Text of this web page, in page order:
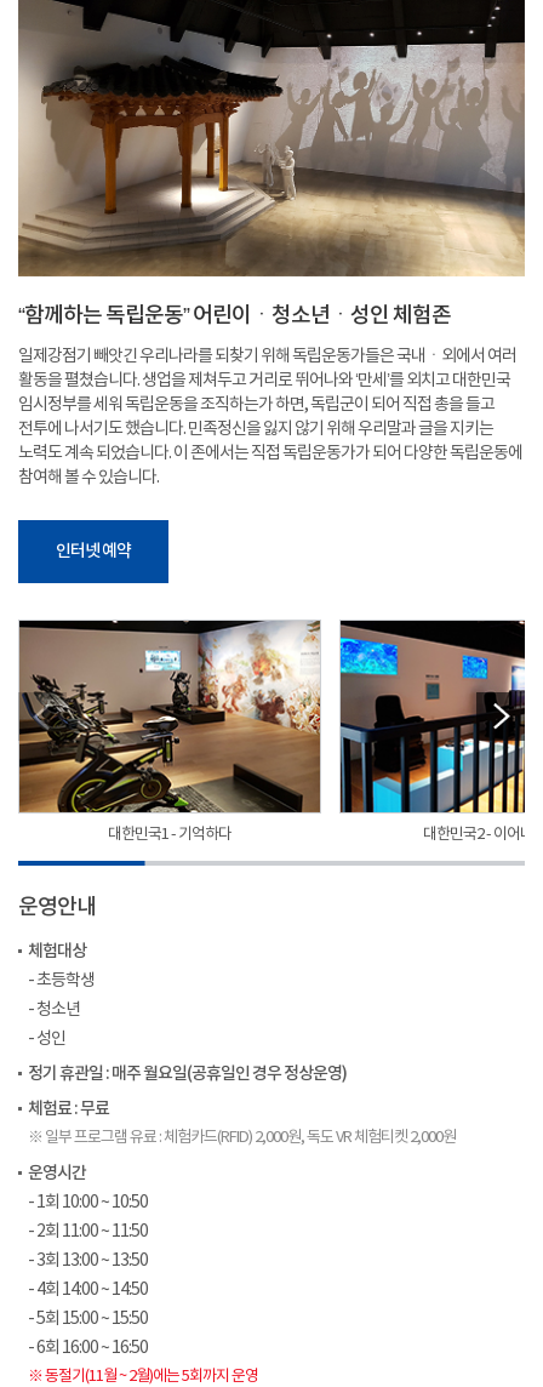
“함께하는 독립운동” 어린이ㆍ청소년ㆍ성인 체험존
일제강점기 빼앗긴 우리나라를 되찾기 위해 독립운동가들은 국내ㆍ외에서 여러
활동을 펼쳤습니다. 생업을 제쳐두고 거리로 뛰어나와 ‘만세’를 외치고 대한민국
임시정부를 세워 독립운동을 조직하는가 하면, 독립군이 되어 직접 총을 들고
전투에 나서기도 했습니다. 민족정신을 잃지 않기 위해 우리말과 글을 지키는
노력도 계속 되었습니다. 이 존에서는 직접 독립운동가가 되어 다양한 독립운동에
참여해 볼 수 있습니다.
인터넷 예약
대한민국1 - 기억하다 대한민국2 - 이어나
운영안내
체험대상
- 초등학생
- 청소년
- 성인
정기 휴관일 : 매주 월요일(공휴일인 경우 정상운영)
체험료 : 무료
※ 일부 프로그램 유료 : 체험카드(RFID) 2,000원, 독도 VR 체험티켓 2,000원
운영시간
- 1회 10:00 ~ 10:50
- 2회 11:00 ~ 11:50
- 3회 13:00 ~ 13:50
- 4회 14:00 ~ 14:50
- 5회 15:00 ~ 15:50
- 6회 16:00 ~ 16:50
※ 동절기(11월 ~ 2월)에는 5회까지 운영